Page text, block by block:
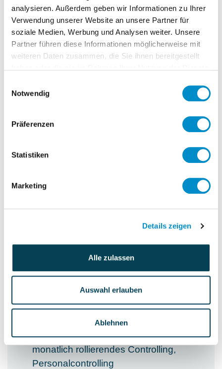
analysieren. Außerdem geben wir Informationen zu Ihrer
Verwendung unserer Website an unsere Partner für
soziale Medien, Werbung und Analysen weiter. Unsere
Partner führen diese Informationen möglicherweise mit
weiteren Daten zusammen, die Sie ihnen bereitgestellt
Notwendig
Präferenzen
Statistiken
Marketing
Details zeigen
Alle zulassen
Auswahl erlauben
Ablehnen
Unternehmensgruppe
Transformation der Organisation
Unterstützung und Ausrichtung der
neuen Strategie u.a.
Kostenbewusstsein in der
kultivieren
Aufbau und Gestaltung eines
Führungsteams im CFO-Bereich und
zielgerichtete Führung über mehrere
Ebenen
Gewährleistung einer rechtzeitigen
Management und Strukturierung des
gesamten Finanzbereichs inklusive
Buchhaltung- und Auditierung/WPO
Controlling; Lang- und
Mittelfristplanung, Forecasts und
monatlich rollierendes Controlling,
Personalcontrolling